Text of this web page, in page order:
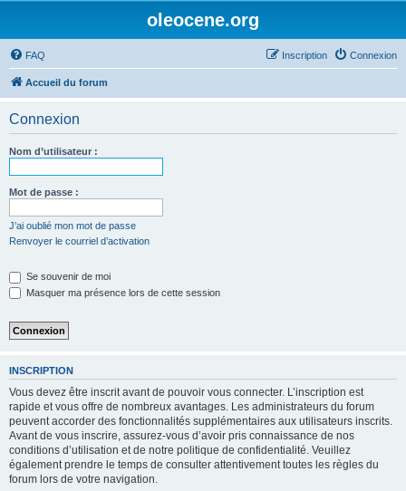
oleocene.org
FAQ Connexion
Inscription
Accueil du forum
Connexion
Nom d’utilisateur :
Mot de passe :
J’ai oublié mon mot de passe
Renvoyer le courriel d’activation
Se souvenir de moi
Masquer ma présence lors de cette session
INSCRIPTION
Vous devez être inscrit avant de pouvoir vous connecter. L’inscription est
rapide et vous offre de nombreux avantages. Les administrateurs du forum
peuvent accorder des fonctionnalités supplémentaires aux utilisateurs inscrits.
Avant de vous inscrire, assurez-vous d’avoir pris connaissance de nos
conditions d’utilisation et de notre politique de confidentialité. Veuillez
également prendre le temps de consulter attentivement toutes les règles du
forum lors de votre navigation.